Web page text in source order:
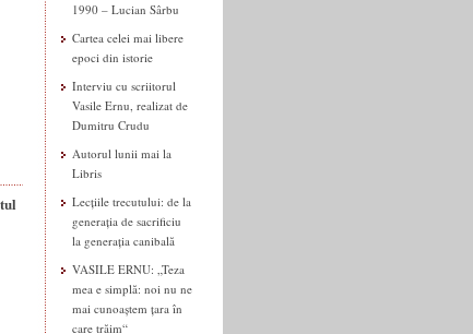
1990 – Lucian Sârbu
Cartea celei mai libere
epoci din istorie
Interviu cu scriitorul
Vasile Ernu, realizat de
Dumitru Crudu
Autorul lunii mai la
Libris
Lecțiile trecutului: de la
generația de sacrificiu
la generația canibală
VASILE ERNU: „Teza
mea e simplă: noi nu ne
mai cunoaștem țara în
care trăim“